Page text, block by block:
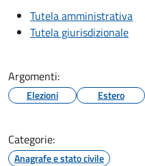
Tutela amministrativa
Tutela giurisdizionale
Argomenti:
Elezioni Estero
Categorie:
Anagrafe e stato civile